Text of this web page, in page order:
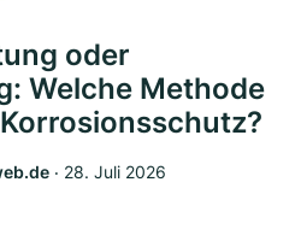
oder
Welche Methode
‧ 28. Juli 2026